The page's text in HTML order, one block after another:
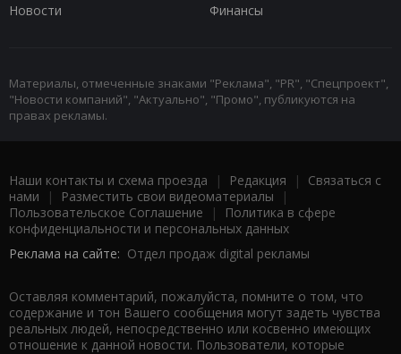
Новости
Финансы
Материалы, отмеченные знаками "Реклама", "PR", "Спецпроект",
"Новости компаний", "Актуально", "Промо", публикуются на
правах рекламы.
Наши контакты и схема проезда | Редакция | Связаться с
нами | Разместить свои видеоматериалы |
Пользовательское Соглашение |
Политика в сфере
конфиденциальности и персональных данных
Реклама на сайте: Отдел продаж digital рекламы
Оставляя комментарий, пожалуйста, помните о том, что
содержание и тон Вашего сообщения могут задеть чувства
реальных людей, непосредственно или косвенно имеющих
отношение к данной новости. Пользователи, которые